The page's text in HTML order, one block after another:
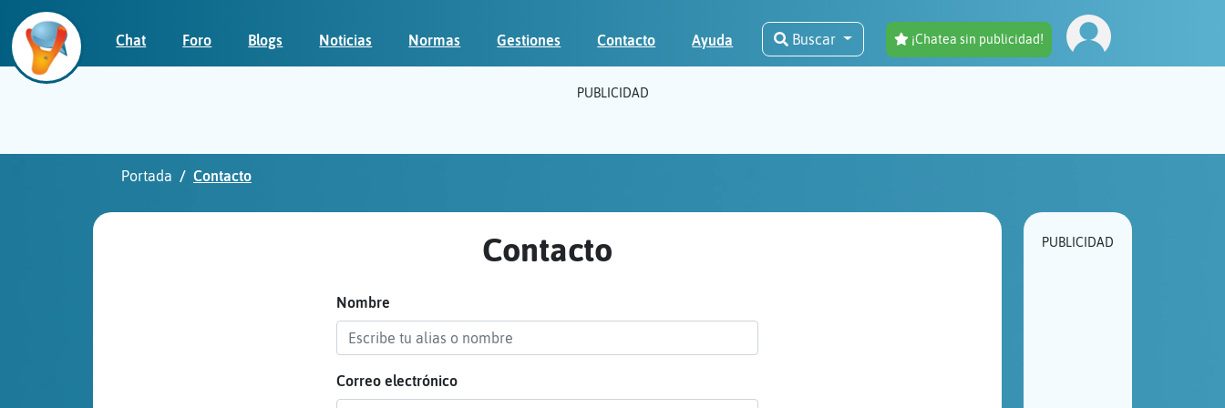
Chat Foro Blogs Noticias Normas Gestiones Contacto Ayuda Buscar ¡Chatea sin publicidad!
PUBLICIDAD
Portada Contacto
Contacto
Nombre
Correo electrónico
PUBLICIDAD
Iniciar